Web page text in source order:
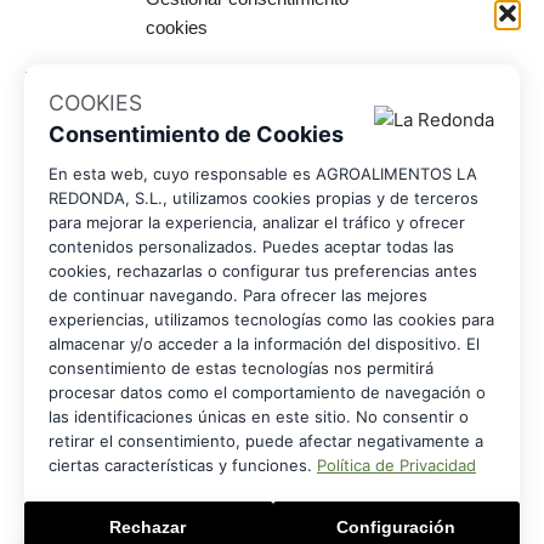
cookies
En esta web, cuyo responsable es
, utilizamoscookies propias y de terceros
analizar el tráfico y ofrecer contenidos personalizados.
Puedesaceptar todas las cookies, rechazarlas o configurar tus
preferencias
antes de continuar navegando.
Para ofrecer las mejores experiencias, utilizamos tecnologías como las
cookies para almacenar y/o acceder a la información del dispositivo. El
consentimiento de estas tecnologías nos permitirá procesar datos como el
comportamiento de navegación o las identificaciones únicas en este sitio.
No consentir o retirar el consentimiento, puede afectar negativamente a
ciertas características y funciones.
Aceptar
COOKIES
Consentimiento de Cookies
En esta web, cuyo responsable es AGROALIMENTOS LA
REDONDA, S.L., utilizamos cookies propias y de terceros
para mejorar la experiencia, analizar el tráfico y ofrecer
contenidos personalizados. Puedes aceptar todas las
cookies, rechazarlas o configurar tus preferencias antes
de continuar navegando. Para ofrecer las mejores
experiencias, utilizamos tecnologías como las cookies para
almacenar y/o acceder a la información del dispositivo. El
consentimiento de estas tecnologías nos permitirá
procesar datos como el comportamiento de navegación o
las identificaciones únicas en este sitio. No consentir o
retirar el consentimiento, puede afectar negativamente a
ciertas características y funciones. Política de Privacidad
Rechazar Configuración